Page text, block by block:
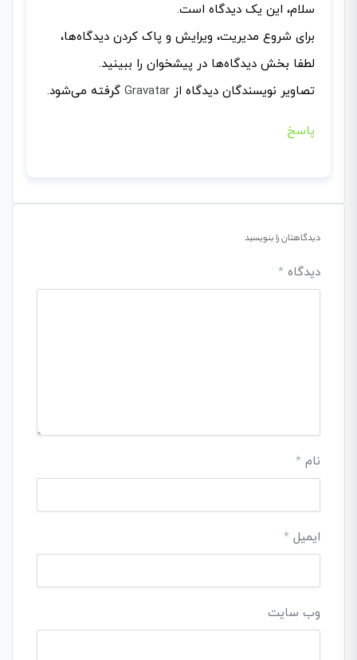
سلام، این یک دیدگاه است.
برای شروع مدیریت، ویرایش و پاک کردن دیدگاه‌ها،
لطفا بخش دیدگاه‌ها در پیشخوان را ببینید.
تصاویر نویسندگان دیدگاه از Gravatar گرفته می‌شود.
پاسخ
دیدگاهتان را بنویسید
دیدگاه *
نام *
ایمیل *
وب‌ سایت